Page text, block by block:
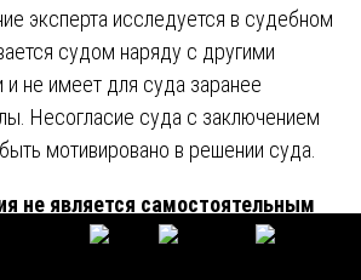
эксперта исследуется в судебном
судом наряду с другими
и не имеет для суда заранее
Несогласие суда с заключением
мотивировано в решении суда.
не является самостоятельным
но служит основанием для
экспертизе.